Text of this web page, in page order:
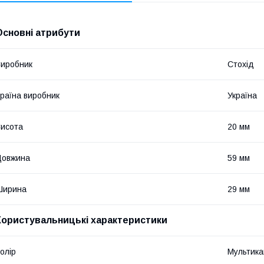
атрибути
Стохід
виробник Україна
20 мм
59 мм
29 мм
характеристики